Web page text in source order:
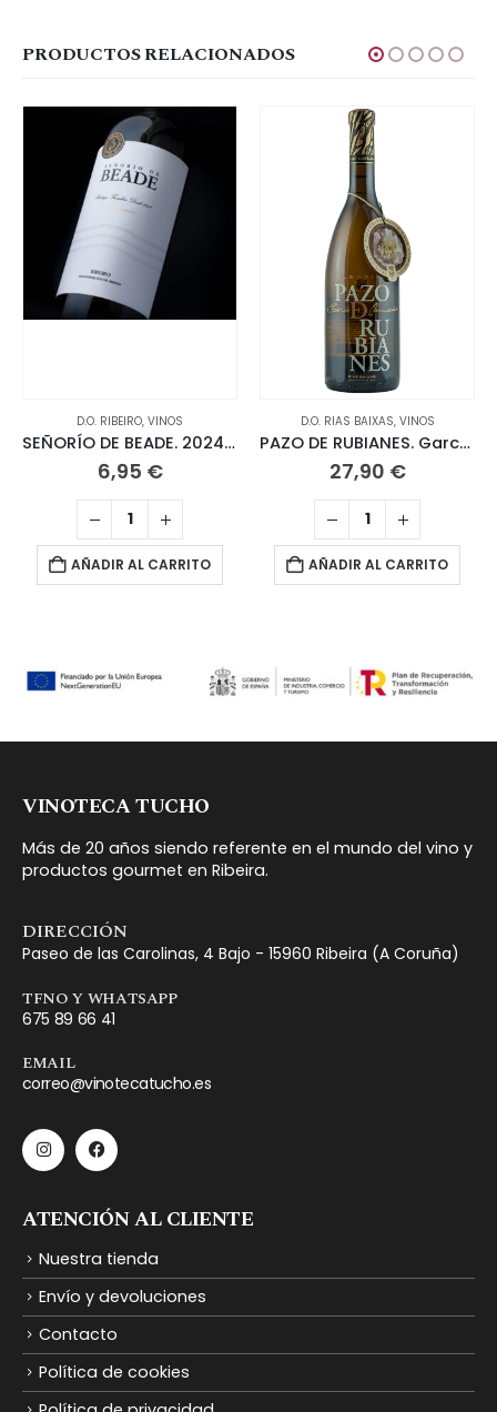
PRODUCTOS RELACIONADOS
D.O. RIBEIRO, VINOS
SEÑORÍO DE BEADE. 2024 Blanco Ribeiro
6,95 €
AÑADIR AL CARRITO
D.O. RIAS BAIXAS, VINOS
PAZO DE RUBIANES. García de Caamaño 2021 Albariño
27,90 €
AÑADIR AL CARRITO
VINOTECA TUCHO
Más de 20 años siendo referente en el mundo del vino y
productos gourmet en Ribeira.
DIRECCIÓN
Paseo de las Carolinas, 4 Bajo - 15960 Ribeira (A Coruña)
TFNO Y WHATSAPP
675 89 66 41
EMAIL
correo@vinotecatucho.es
ATENCIÓN AL CLIENTE
Nuestra tienda
Envío y devoluciones
Contacto
Política de cookies